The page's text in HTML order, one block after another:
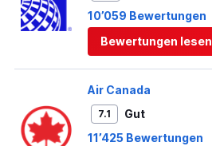
10’059 Bewertungen
Bewertungen lesen
Air Canada
7.1
Gut
11’425 Bewertungen